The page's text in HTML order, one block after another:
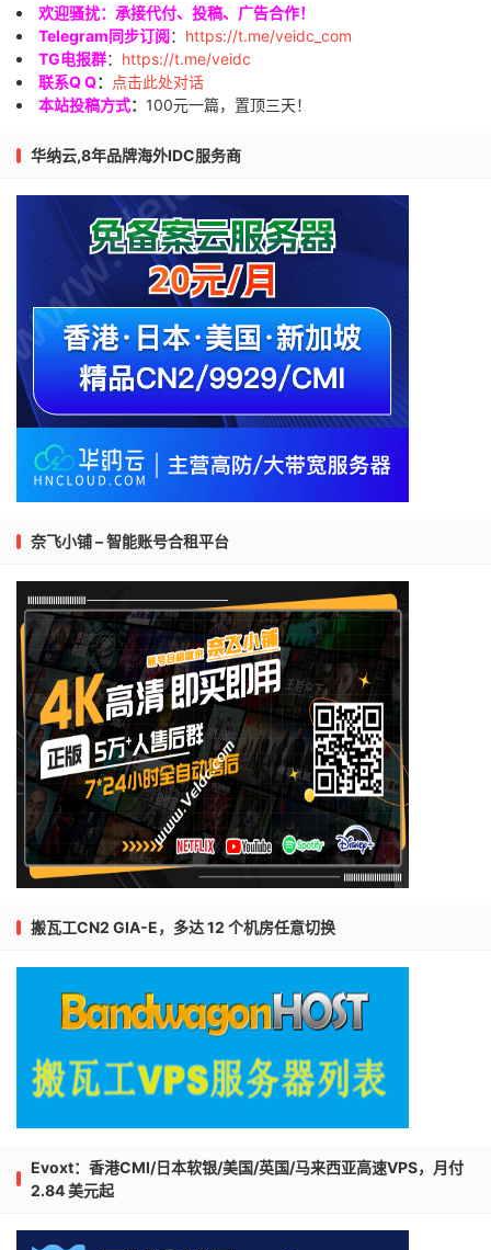
欢迎骚扰：承接代付、投稿、广告合作！
Telegram同步订阅： https://t.me/veidc_com
TG电报群： https://t.me/veidc
联系Q Q：
点击此处对话
本站投稿方式： 100元一篇，置顶三天！
华纳云,8年品牌海外IDC服务商
奈飞小铺 – 智能账号合租平台
搬瓦工CN2 GIA-E，多达 12 个机房任意切换
Evoxt：香港CMI/日本软银/美国/英国/马来西亚高速VPS，月付
2.84 美元起